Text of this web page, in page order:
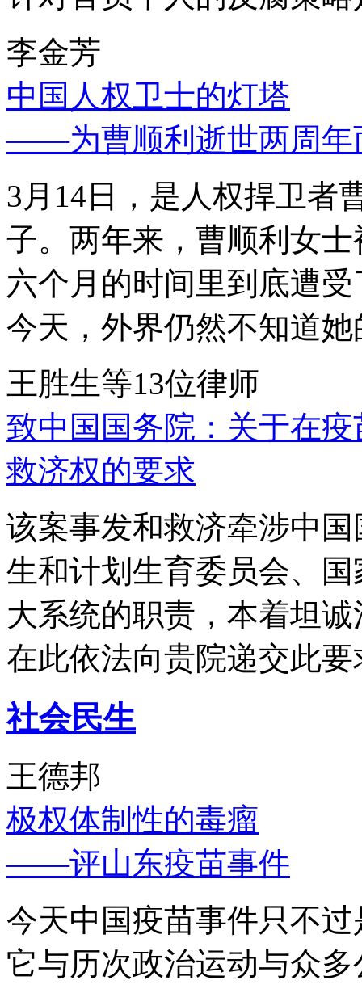
李金芳
中国人权卫士的灯塔
——为曹顺利逝世两周年
3月14日，是人权捍卫者
子。两年来，曹顺利女
六个月的时间里到底遭
今天，外界仍然不知道
王胜生等13位律师
致中国国务院：关于在
救济权的要求
该案事发和救济牵涉中
生和计划生育委员会、
大系统的职责，本着坦
在此依法向贵院递交此要
社会民生
王德邦
极权体制性的毒瘤
——评山东疫苗事件
今天中国疫苗事件只不
它与历次政治运动与众